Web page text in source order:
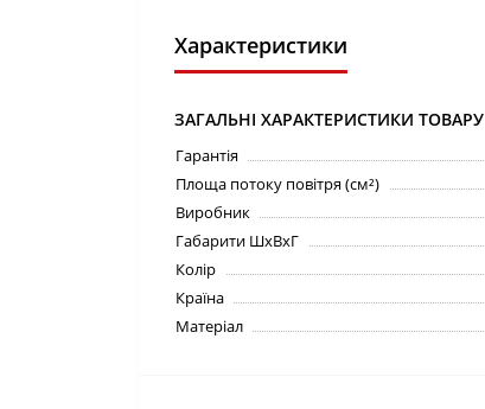
Характеристики
ЗАГАЛЬНІ ХАРАКТЕРИСТИКИ ТОВАРУ
Гарантія
Площа потоку повітря (см²)
Виробник
Габарити ШхВхГ
Колір
Країна
Матеріал